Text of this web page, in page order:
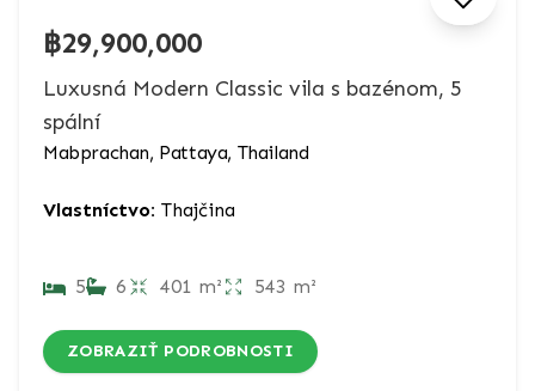
฿29,900,000
Luxusná Modern Classic vila s bazénom, 5
spální
Mabprachan, Pattaya, Thailand
Vlastníctvo: Thajčina
5 6 401 m² 543 m²
ZOBRAZIŤ PODROBNOSTI